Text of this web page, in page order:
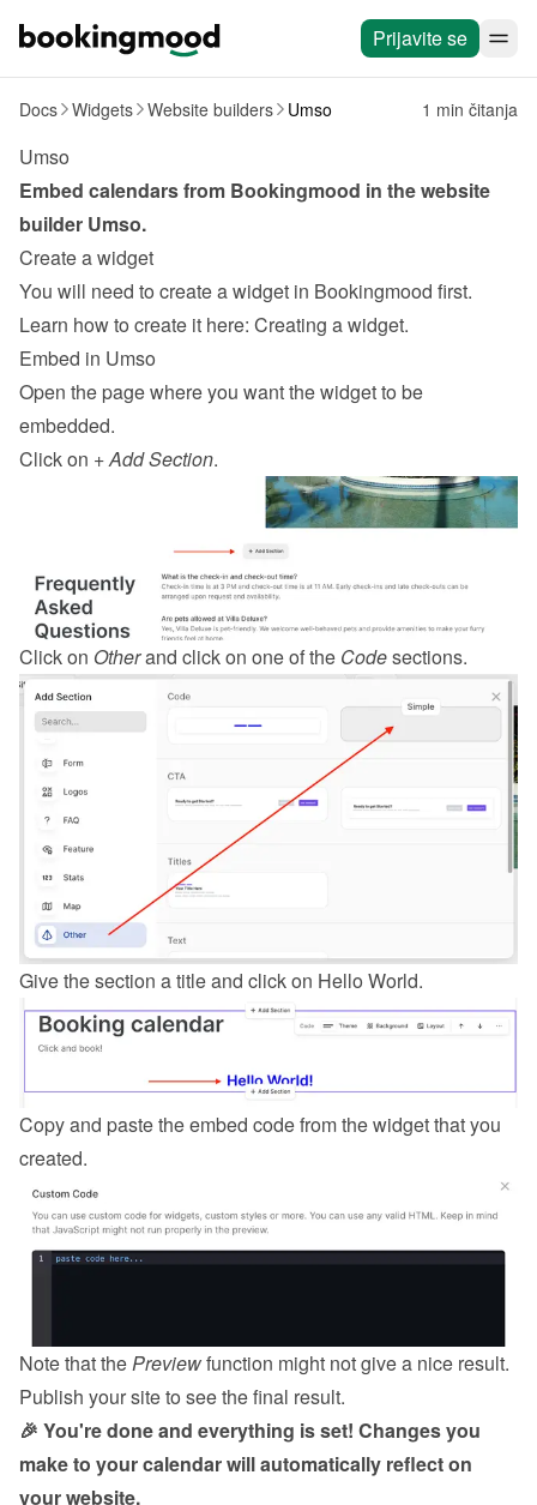
Prijavite se
Docs Widgets Website builders Umso 1 min čitanja
Umso
Embed calendars from Bookingmood in the website
builder Umso.
Create a widget
You will need to create a widget in Bookingmood first.
Learn how to create it here: Creating a widget.
Embed in Umso
Open the page where you want the widget to be
embedded.
Click on + Add Section.
Click on Other and click on one of the Code sections.
Give the section a title and click on Hello World.
Copy and paste the embed code from the widget that you
created.
Note that the Preview function might not give a nice result.
Publish your site to see the final result.
🎉 You're done and everything is set! Changes you
make to your calendar will automatically reflect on
your website.